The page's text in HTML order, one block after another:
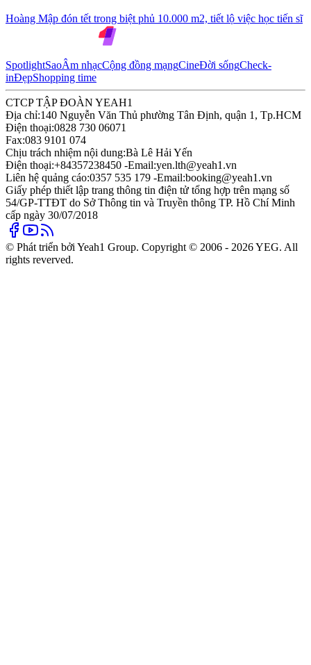
Hoàng Mập đón tết trong biệt phủ 10.000 m2, tiết lộ việc học tiến sĩ
SpotlightSaoÂm nhạcCộng đồng mạngCineĐời sốngCheck-
inĐẹpShopping time
CTCP TẬP ĐOÀN YEAH1
Địa chỉ:140 Nguyễn Văn Thủ phường Tân Định, quận 1, Tp.HCM
Điện thoại:0828 730 06071
Fax:083 9101 074
Chịu trách nhiệm nội dung:Bà Lê Hải Yến
Điện thoại:+84357238450 -Email:yen.lth@yeah1.vn
Liên hệ quảng cáo:0357 535 179 -Email:booking@yeah1.vn
Giấy phép thiết lập trang thông tin điện tử tổng hợp trên mạng số
54/GP-TTĐT do Sở Thông tin và Truyền thông TP. Hồ Chí Minh
cấp ngày 30/07/2018
© Phát triển bởi Yeah1 Group. Copyright © 2006 - 2026 YEG. All
rights reverved.